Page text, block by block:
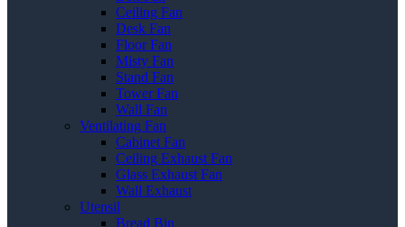
Ceiling Fan
Desk Fan
Floor Fan
Misty Fan
Stand Fan
Tower Fan
Wall Fan
Ventilating Fan
Cabinet Fan
Ceiling Exhaust Fan
Glass Exhaust Fan
Wall Exhaust
Utensil
Bread Bin